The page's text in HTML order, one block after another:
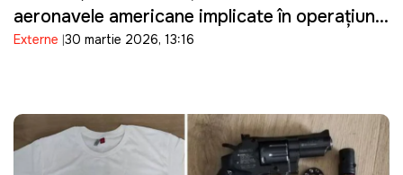
aeronavele americane implicate în operațiuni
militare împotriva Iranului și restricționează
Externe 30 martie 2026, 13:16